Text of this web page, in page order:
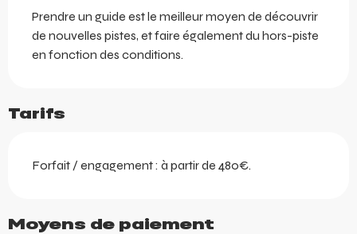
Prendre un guide est le meilleur moyen de découvrir
de nouvelles pistes, et faire également du hors-piste
en fonction des conditions.
Tarifs
Forfait / engagement : à partir de 480€.
Moyens de paiement